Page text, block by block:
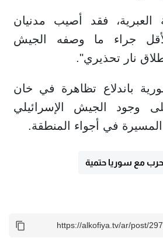
فقد أصيب مدنيان
جراء ما وصفه الجيش
نار تحذيري".
باندلاع تظاهرة في خان
وجود الجيش الإسرائيلي
في أجواء المنطقة.
مع سوريا حتمية